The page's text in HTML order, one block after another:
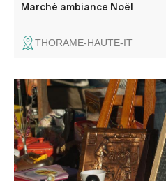
Marché ambiance Noël
THORAME-HAUTE-IT
La garde entrevalaise
l'intérieur du vieux village.